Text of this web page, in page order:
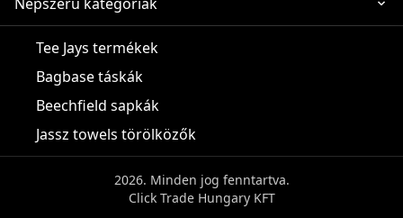
Tee Jays termékek
Bagbase táskák
Beechfield sapkák
Jassz towels törölközők
2026. Minden jog fenntartva.
Click Trade Hungary KFT